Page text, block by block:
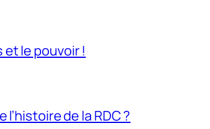
et le pouvoir !
de la RDC ?